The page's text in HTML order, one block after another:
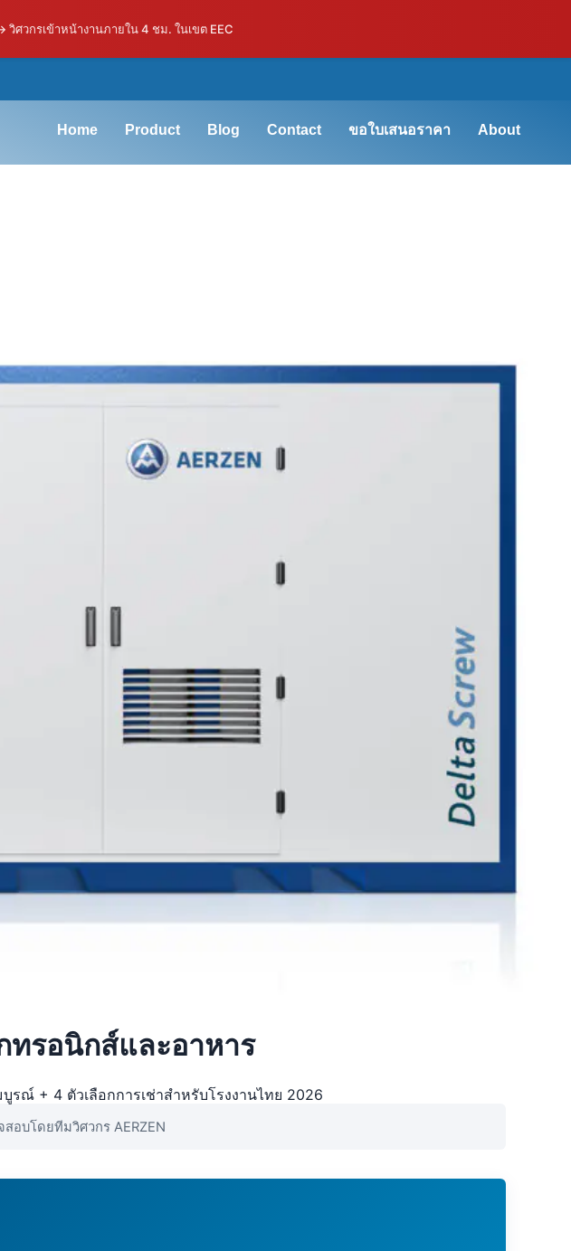
วิศวกรเข้าหน้างานภายใน 4 ชม. ในเขต EEC
Home Product Blog Contact ขอใบเสนอราคา About
ทรอนิกส์และอาหาร
ณ์ + 4 ตัวเลือกการเช่าสำหรับโรงงานไทย 2026
อบโดยทีมวิศวกร AERZEN